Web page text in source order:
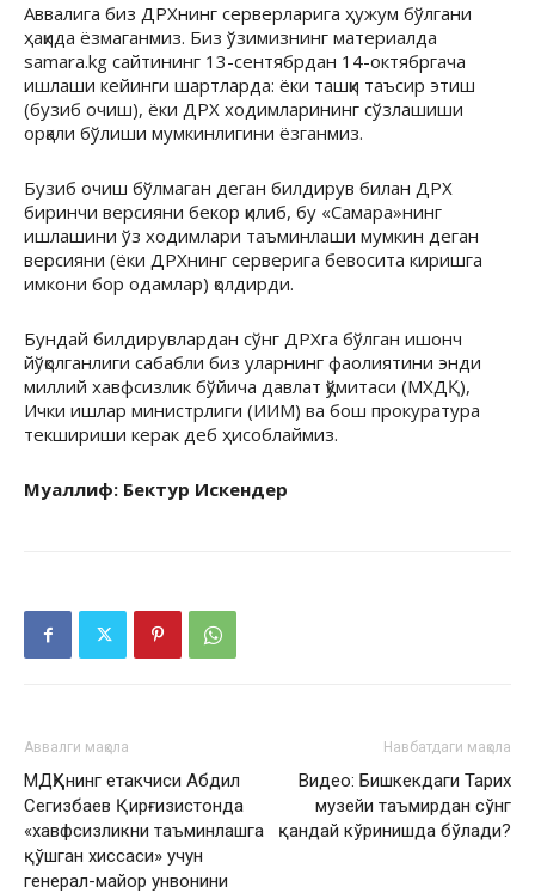
Аввалига биз ДРХнинг серверларига ҳужум бўлгани
ҳақида ёзмаганмиз. Биз ўзимизнинг материалда
samara.kg сайтининг 13-сентябрдан 14-октябргача
ишлаши кейинги шартларда: ёки ташқи таъсир этиш
(бузиб очиш), ёки ДРХ ходимларининг сўзлашиши
орқали бўлиши мумкинлигини ёзганмиз.
Бузиб очиш бўлмаган деган билдирув билан ДРХ
биринчи версияни бекор қилиб, бу «Самара»нинг
ишлашини ўз ходимлари таъминлаши мумкин деган
версияни (ёки ДРХнинг серверига бевосита киришга
имкони бор одамлар) қолдирди.
Бундай билдирувлардан сўнг ДРХга бўлган ишонч
йўқолганлиги сабабли биз уларнинг фаолиятини энди
миллий хавфсизлик бўйича давлат қўмитаси (МХДҚ),
Ички ишлар министрлиги (ИИМ) ва бош прокуратура
текшириши керак деб ҳисоблаймиз.
Муаллиф: Бектур Искендер
Аввалги мақола
МДҲҚнинг етакчиси Абдил
Сегизбаев Қирғизистонда
«хавфсизликни таъминлашга
қўшган хиссаси» учун
генерал-майор унвонини
Навбатдаги мақола
Видео: Бишкекдаги Тарих
музейи таъмирдан сўнг
қандай кўринишда бўлади?